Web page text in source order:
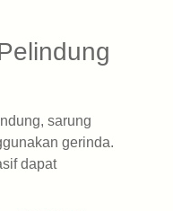
sarung
gerinda.
dapat